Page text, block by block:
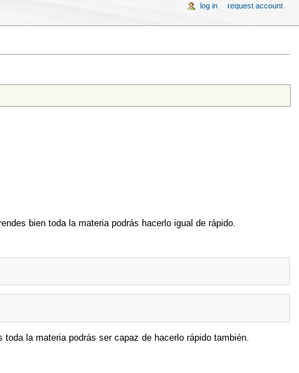
bien toda la materia podrás hacerlo igual de rápido.
la materia podrás ser capaz de hacerlo rápido también.
log in request account